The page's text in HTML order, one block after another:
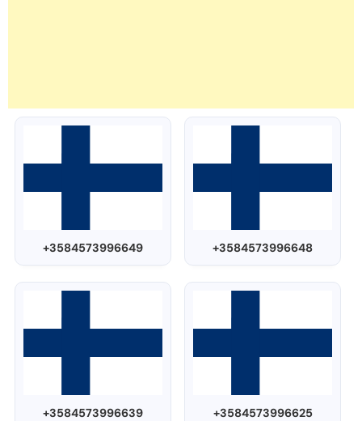
+3584573996649 +3584573996648
+3584573996639 +3584573996625